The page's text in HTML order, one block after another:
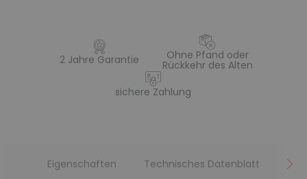
2 Jahre Garantie Ohne Pfand oder
Rückkehr des Alten
sichere Zahlung
Eigenschaften Technisches Datenblatt